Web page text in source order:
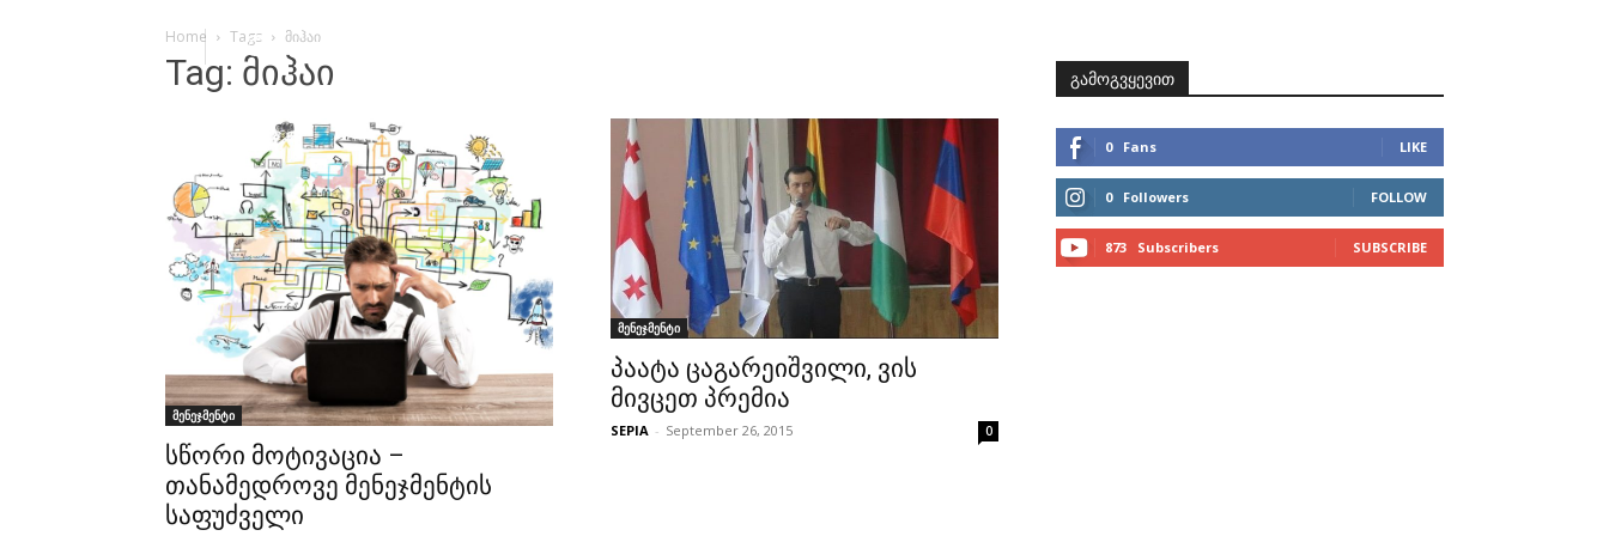
Home Tags მიჰაი
Tag: მიჰაი
მენეჯმენტი
სწორი მოტივაცია –
თანამედროვე მენეჯმენტის
საფუძველი
მენეჯმენტი
პაატა ცაგარეიშვილი, ვის
მივცეთ პრემია
SEPIA - September 26, 2015 0
გამოგვყევით
0 Fans LIKE
0 Followers FOLLOW
873 Subscribers SUBSCRIBE